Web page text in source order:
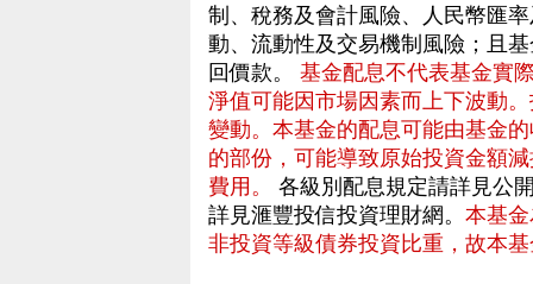
制、稅務及會計風險、人民幣匯
動、流動性及交易機制風險；且
回價款。 基金配息不代表基金實
淨值可能因市場因素而上下波動
變動。本基金的配息可能由基金
的部份，可能導致原始投資金額
費用。
各級別配息規定請詳見公
詳見滙豐投信投資理財網。 本基
非投資等級債券投資比重，故本